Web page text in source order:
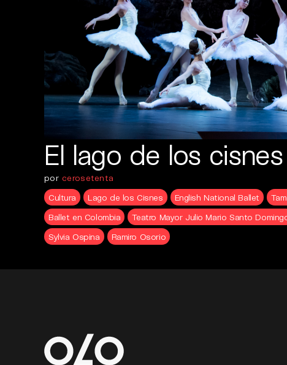
El lago de los cisnes
por cerosetenta
Cultura
Lago de los Cisnes English National Ballet
Ballet en Colombia
Teatro Mayor Julio Mario Santo
Sylvia Ospina
Ramiro Osorio